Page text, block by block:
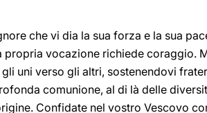
che vi dia la sua forza e la sua
vocazione richiede coraggio.
uni verso gli altri, sostenendovi
comunione, al di là delle
Confidate nel vostro Vescovo